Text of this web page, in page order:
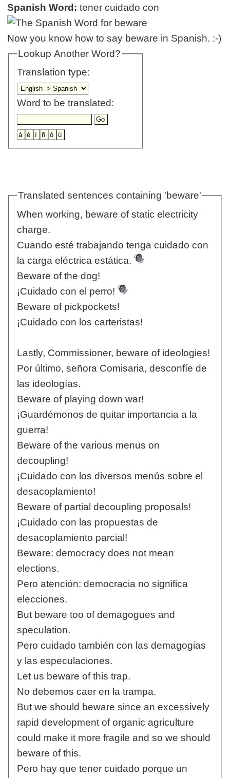
Spanish Word: tener cuidado con
Now you know how to say beware in Spanish. :-)
Lookup Another Word?
Translation type:
Word to be translated:
Translated sentences containing 'beware'
When working, beware of static electricity
charge.
Cuando esté trabajando tenga cuidado con
la carga eléctrica estática.
Beware of the dog!
¡Cuidado con el perro!
Beware of pickpockets!
¡Cuidado con los carteristas!
Lastly, Commissioner, beware of ideologies!
Por último, señora Comisaria, desconfíe de
las ideologías.
Beware of playing down war!
¡Guardémonos de quitar importancia a la
guerra!
Beware of the various menus on
decoupling!
¡Cuidado con los diversos menús sobre el
desacoplamiento!
Beware of partial decoupling proposals!
¡Cuidado con las propuestas de
desacoplamiento parcial!
Beware: democracy does not mean
elections.
Pero atención: democracia no significa
elecciones.
But beware too of demagogues and
speculation.
Pero cuidado también con las demagogias
y las especulaciones.
Let us beware of this trap.
No debemos caer en la trampa.
But we should beware since an excessively
rapid development of organic agriculture
could make it more fragile and so we should
beware of this.
Pero hay que tener cuidado porque un